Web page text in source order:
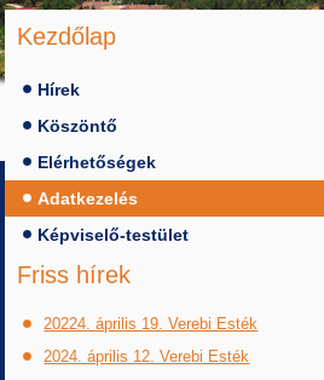
Kezdőlap
Hírek
Köszöntő
Elérhetőségek
Adatkezelés
Képviselő-testület
Friss hírek
20224. április 19. Verebi Esték
2024. április 12. Verebi Esték